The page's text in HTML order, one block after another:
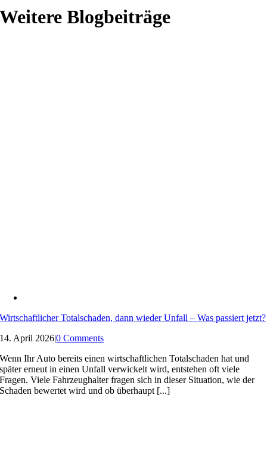
Weitere Blogbeiträge
Wirtschaftlicher Totalschaden, dann wieder Unfall – Was passiert jetzt?
14. April 2026|0 Comments
Wenn Ihr Auto bereits einen wirtschaftlichen Totalschaden hat und
später erneut in einen Unfall verwickelt wird, entstehen oft viele
Fragen. Viele Fahrzeughalter fragen sich in dieser Situation, wie der
Schaden bewertet wird und ob überhaupt [...]